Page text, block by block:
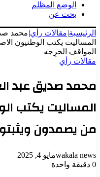
الوضع المظلم
بحث عن
الرئيسية|مقالات رأي|محمد
المساليت يكتب الوطنيون
المواقف الحرِجه
مقالات رأي
محمد صديق عبد
المساليت يكتب
من يصمدون
wakala newsمايو 4, 2025
0 دقيقة واحدة